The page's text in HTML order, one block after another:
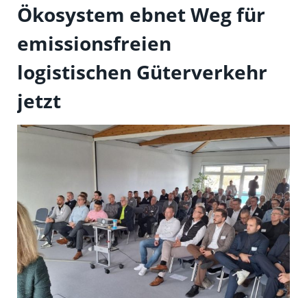
Ökosystem ebnet Weg für
emissionsfreien
logistischen Güterverkehr
jetzt